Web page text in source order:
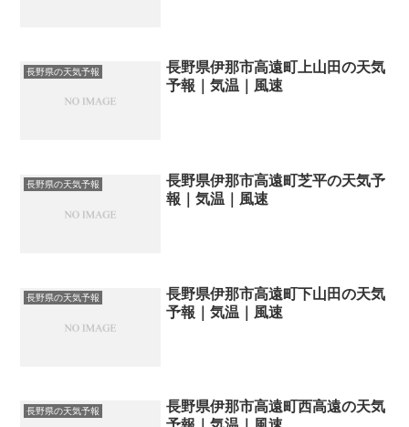
長野県の天気予報
長野県伊那市高遠町上山田の天気
予報｜気温｜風速
長野県の天気予報
長野県伊那市高遠町芝平の天気予
報｜気温｜風速
長野県の天気予報
長野県伊那市高遠町下山田の天気
予報｜気温｜風速
長野県の天気予報
長野県伊那市高遠町西高遠の天気